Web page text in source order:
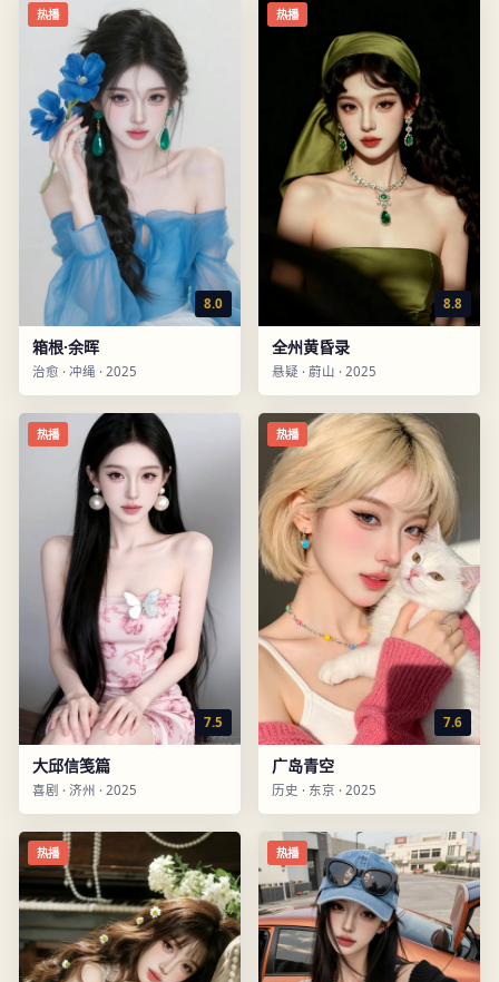
热播
8.0
箱根·余晖
治愈 · 冲绳 · 2025
热播
8.8
全州黄昏录
悬疑 · 蔚山 · 2025
热播
7.5
大邱信笺篇
喜剧 · 济州 · 2025
热播
7.6
广岛青空
历史 · 东京 · 2025
热播 热播